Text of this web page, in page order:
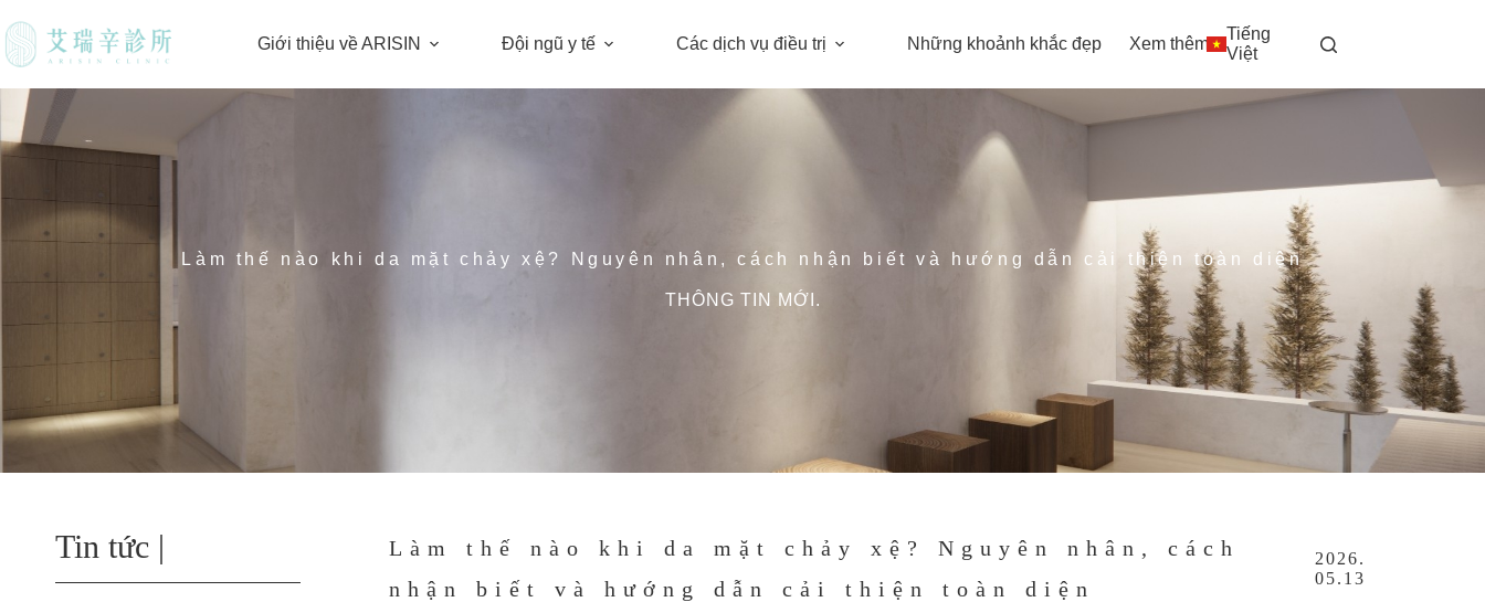
Giới thiệu về ARISIN Đội ngũ y tế Các dịch vụ điều trị Những khoảnh khắc đẹp Xem thêm
Tiếng
Việt
Làm thế nào khi da mặt chảy xệ? Nguyên nhân, cách nhận biết và hướng dẫn cải thiện toàn diện
THÔNG TIN MỚI.
Tin tức |
Làm thế nào khi da mặt chảy xệ? Nguyên nhân, cách
nhận biết và hướng dẫn cải thiện toàn diện
2026.
05.13